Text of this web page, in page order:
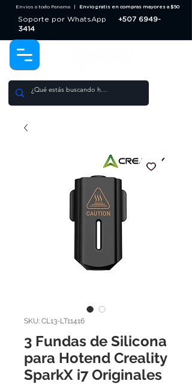
Envios a todo Panama | Envio gratis en compras mayores a $50
Soporte por WhatsApp
+507 6949-
3414
SKU: CL13-LT11416
3 Fundas de Silicona
para Hotend Creality
SparkX i7 Originales